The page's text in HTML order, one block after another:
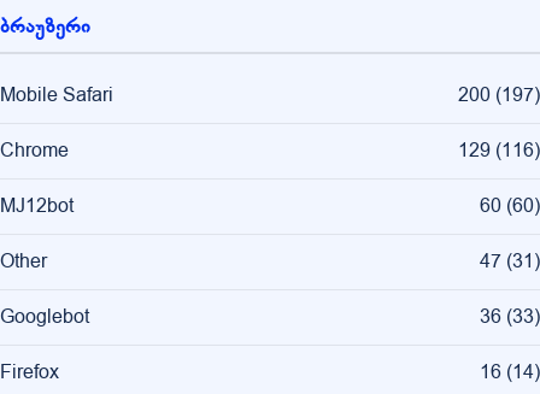
ბრაუზერი
Mobile Safari 200 (197)
Chrome 129 (116)
MJ12bot 60 (60)
Other 47 (31)
Googlebot 36 (33)
Firefox 16 (14)